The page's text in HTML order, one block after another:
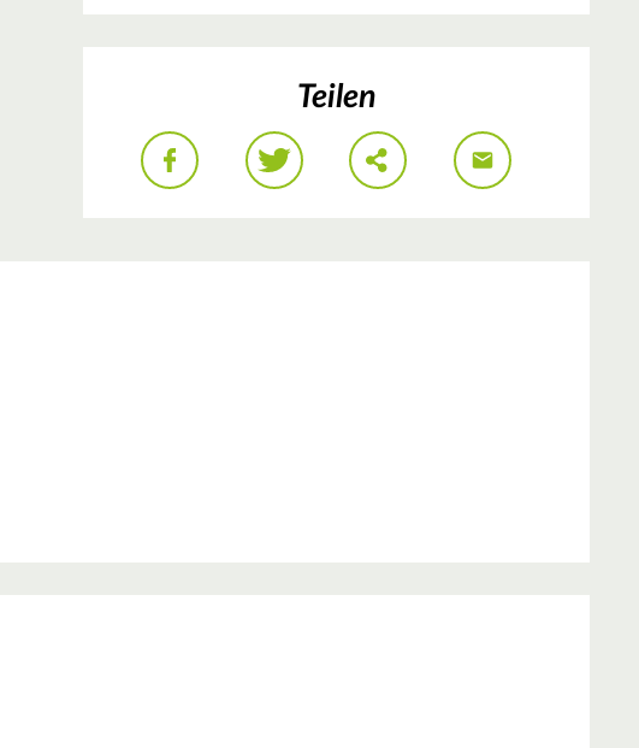
Teilen